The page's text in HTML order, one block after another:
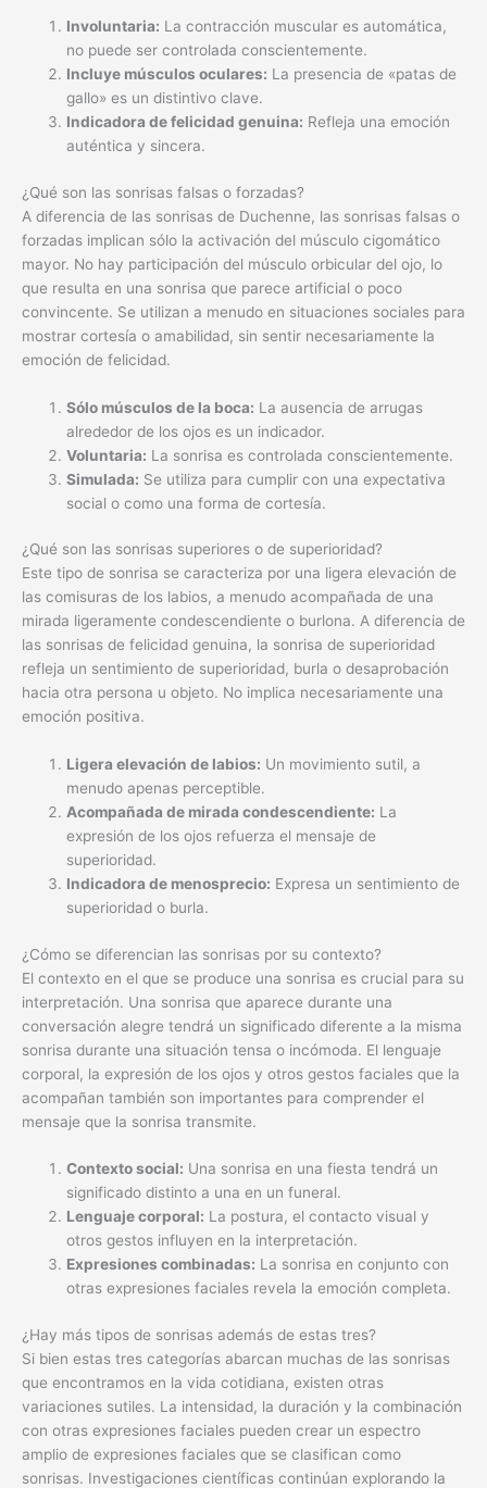
Involuntaria: La contracción muscular es automática,
no puede ser controlada conscientemente.
Incluye músculos oculares: La presencia de «patas de
gallo» es un distintivo clave.
Indicadora de felicidad genuina: Refleja una emoción
auténtica y sincera.
¿Qué son las sonrisas falsas o forzadas?
A diferencia de las sonrisas de Duchenne, las sonrisas falsas o
forzadas implican sólo la activación del músculo cigomático
mayor. No hay participación del músculo orbicular del ojo, lo
que resulta en una sonrisa que parece artificial o poco
convincente. Se utilizan a menudo en situaciones sociales para
mostrar cortesía o amabilidad, sin sentir necesariamente la
emoción de felicidad.
Sólo músculos de la boca: La ausencia de arrugas
alrededor de los ojos es un indicador.
Voluntaria: La sonrisa es controlada conscientemente.
Simulada: Se utiliza para cumplir con una expectativa
social o como una forma de cortesía.
¿Qué son las sonrisas superiores o de superioridad?
Este tipo de sonrisa se caracteriza por una ligera elevación de
las comisuras de los labios, a menudo acompañada de una
mirada ligeramente condescendiente o burlona. A diferencia de
las sonrisas de felicidad genuina, la sonrisa de superioridad
refleja un sentimiento de superioridad, burla o desaprobación
hacia otra persona u objeto. No implica necesariamente una
emoción positiva.
Ligera elevación de labios: Un movimiento sutil, a
menudo apenas perceptible.
Acompañada de mirada condescendiente: La
expresión de los ojos refuerza el mensaje de
superioridad.
Indicadora de menosprecio: Expresa un sentimiento de
superioridad o burla.
¿Cómo se diferencian las sonrisas por su contexto?
El contexto en el que se produce una sonrisa es crucial para su
interpretación. Una sonrisa que aparece durante una
conversación alegre tendrá un significado diferente a la misma
sonrisa durante una situación tensa o incómoda. El lenguaje
corporal, la expresión de los ojos y otros gestos faciales que la
acompañan también son importantes para comprender el
mensaje que la sonrisa transmite.
Contexto social: Una sonrisa en una fiesta tendrá un
significado distinto a una en un funeral.
Lenguaje corporal: La postura, el contacto visual y
otros gestos influyen en la interpretación.
Expresiones combinadas: La sonrisa en conjunto con
otras expresiones faciales revela la emoción completa.
¿Hay más tipos de sonrisas además de estas tres?
Si bien estas tres categorías abarcan muchas de las sonrisas
que encontramos en la vida cotidiana, existen otras
variaciones sutiles. La intensidad, la duración y la combinación
con otras expresiones faciales pueden crear un espectro
amplio de expresiones faciales que se clasifican como
sonrisas. Investigaciones científicas continúan explorando la